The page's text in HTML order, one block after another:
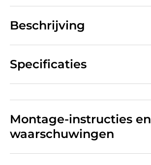
Beschrijving
Specificaties
Montage-instructies en
waarschuwingen